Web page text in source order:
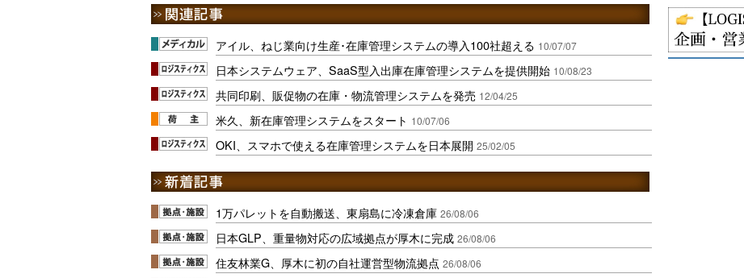
アイル、ねじ業向け生産･在庫管理システムの導入100社超える 10/07/07
日本システムウェア、SaaS型入出庫在庫管理システムを提供開始 10/08/23
共同印刷、販促物の在庫・物流管理システムを発売 12/04/25
米久、新在庫管理システムをスタート 10/07/06
OKI、スマホで使える在庫管理システムを日本展開 25/02/05
1万パレットを自動搬送、東扇島に冷凍倉庫 26/08/06
日本GLP、重量物対応の広域拠点が厚木に完成 26/08/06
住友林業G、厚木に初の自社運営型物流拠点 26/08/06